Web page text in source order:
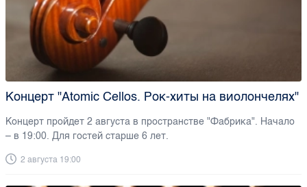
Концерт "Atomic Cellos. Рок-хиты на виолончелях"
Концерт пройдет 2 августа в пространстве "Фабрика". Начало
– в 19:00. Для гостей старше 6 лет.
2 августа 19:00